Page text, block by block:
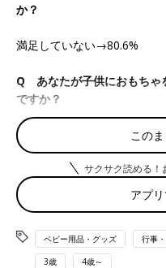
か？
満足していない→80.6%
Q あなたが子供におもちゃ
ですか？
１位 モノを手放すこととモ
のが難しい
２位 おもちゃを手放したく
う
てたことがありますか？
この
サクサク読める！
アプ
ベビー用品・グッズ 行事
3歳 4歳～